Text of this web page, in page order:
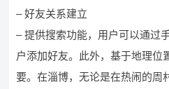
– 好友关系建立
– 提供搜索功能，用户可以通过
户添加好友。此外，基于地理位
要。在淄博，无论是在热闹的周